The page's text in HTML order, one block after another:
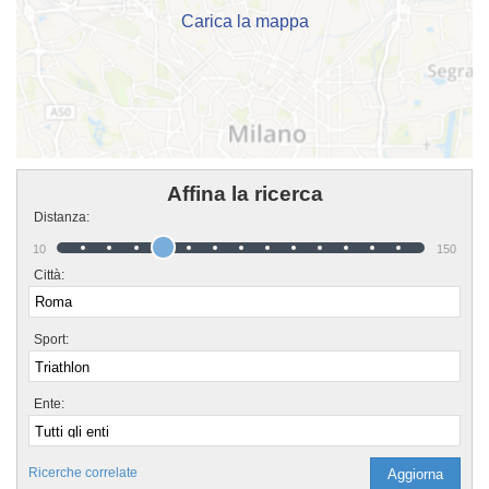
Carica la mappa
Affina la ricerca
Distanza:
10 150
Città:
Sport:
Ente:
Ricerche correlate